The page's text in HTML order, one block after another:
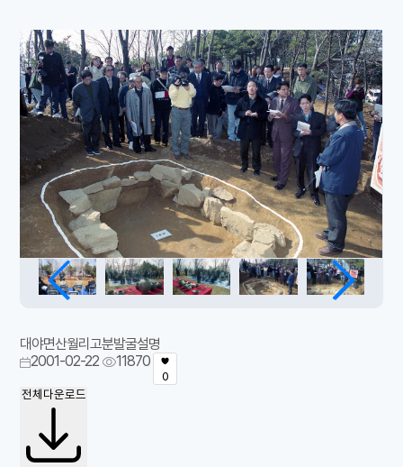
대야면산월리고분발굴설명
2001-02-22
11870
0
전체다운로드